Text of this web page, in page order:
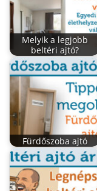
Melyik a legjobb
beltéri ajtó?
Fürdőszoba ajtó